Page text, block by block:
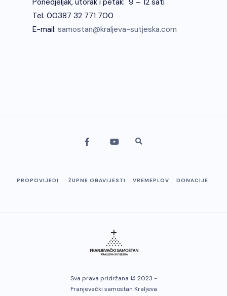
Ponedjeljak, utorak i petak: 9 – 12 sati
Tel. 00387 32 771 700
E-mail: samostan@kraljeva-sutjeska.com
PROPOVIJEDI ŽUPNE OBAVIJESTI VREMEPLOV DONACIJE
Sva prava pridržana © 2023 -
Franjevački samostan Kraljeva